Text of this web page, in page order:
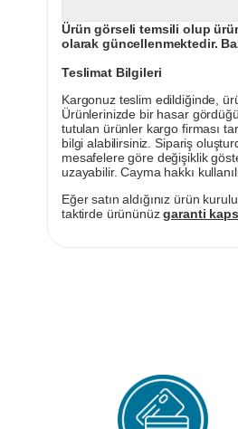
Ürün görseli temsili olup
olarak güncellenmektedir.
Teslimat Bilgileri
Kargonuz teslim edildiğinde,
Ürünlerinizde bir hasar
tutulan ürünler kargo firması
bilgi alabilirsiniz. Sipariş
mesafelere göre değişiklik
uzayabilir. Cayma hakkı
Eğer satın aldığınız ürün
taktirde ürününüzgaranti